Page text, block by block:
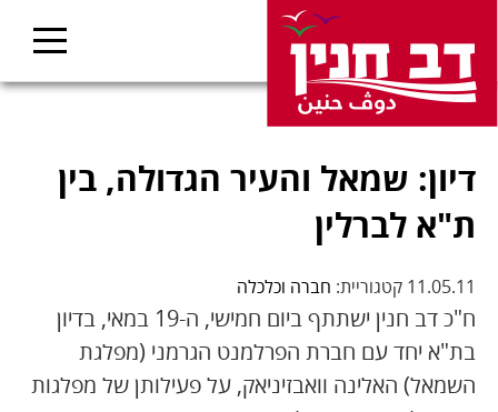
דיון: שמאל והעיר הגדולה, בין
ת"א לברלין
11.05.11 קטגוריית: חברה וכלכלה
ח"כ דב חנין ישתתף ביום חמישי, ה-19 במאי, בדיון
בת"א יחד עם חברת הפרלמנט הגרמני (מפלגת
השמאל) האלינה וואבזיניאק, על פעילותן של מפלגות